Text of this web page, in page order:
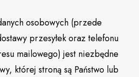
osobowych (przede
przesyłek oraz telefonu
mailowego) jest niezbędne
której stroną są Państwo lub